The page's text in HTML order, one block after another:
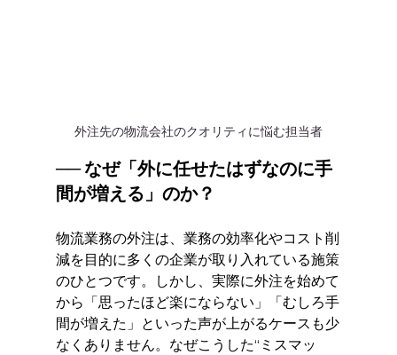
外注先の物流会社のクオリティに悩む担当者
── なぜ「外に任せたはずなのに手
間が増える」のか？
物流業務の外注は、業務の効率化やコスト削
減を目的に多くの企業が取り入れている施策
のひとつです。しかし、実際に外注を始めて
から「思ったほど楽にならない」「むしろ手
間が増えた」といった声が上がるケースも少
なくありません。なぜこうした“ミスマッ